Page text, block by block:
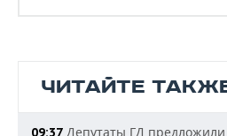
ЧИТАЙТЕ
09:37 Депутаты ГД